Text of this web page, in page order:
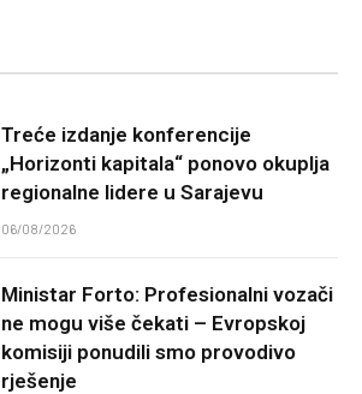
Treće izdanje konferencije
„Horizonti kapitala“ ponovo okuplja
regionalne lidere u Sarajevu
06/08/2026
Ministar Forto: Profesionalni vozači
ne mogu više čekati – Evropskoj
komisiji ponudili smo provodivo
rješenje